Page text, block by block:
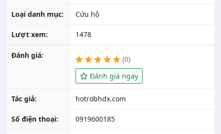
Loại danh mục: Cứu hộ
Lượt xem: 1478
Đánh giá:
(0)
Đánh giá ngay
Tác giả:
Số điện thoại: 0919600185